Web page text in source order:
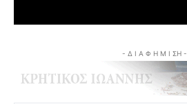
- Δ Ι Α Φ Η Μ Ι ΣΗ -